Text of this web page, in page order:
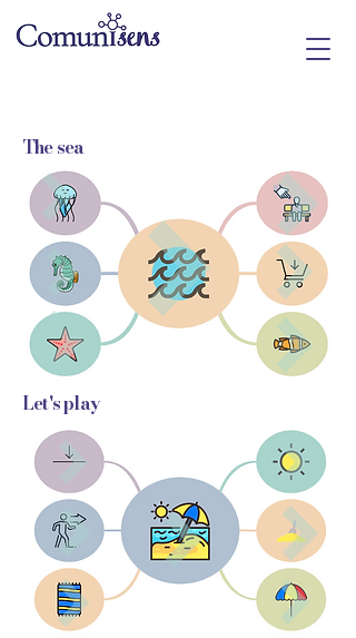
The sea
Let's play